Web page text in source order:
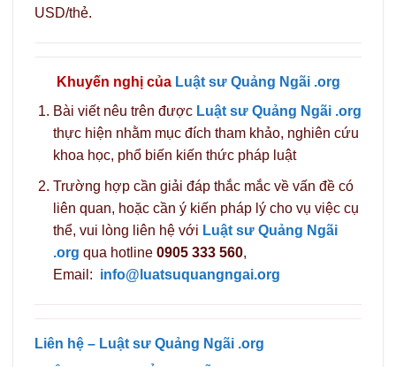
USD/thẻ.
Khuyến nghị của Luật sư Quảng Ngãi .org
Bài viết nêu trên được Luật sư Quảng Ngãi .org
thực hiện nhằm mục đích tham khảo, nghiên cứu
khoa học, phổ biến kiến thức pháp luật
Trường hợp cần giải đáp thắc mắc về vấn đề có
liên quan, hoặc cần ý kiến pháp lý cho vụ việc cụ
thể, vui lòng liên hệ với Luật sư Quảng Ngãi
.org qua hotline 0905 333 560,
Email: info@luatsuquangngai.org
Liên hệ – Luật sư Quảng Ngãi .org